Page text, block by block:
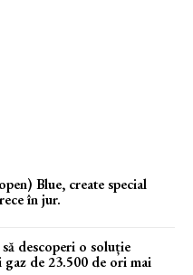
Blue, create special
în jur.
descoperi o soluție
de 23.500 de ori mai